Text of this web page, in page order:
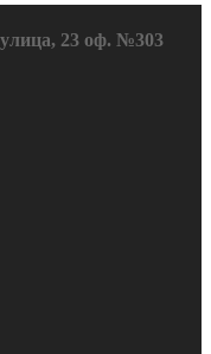
улица, 23 оф. №303